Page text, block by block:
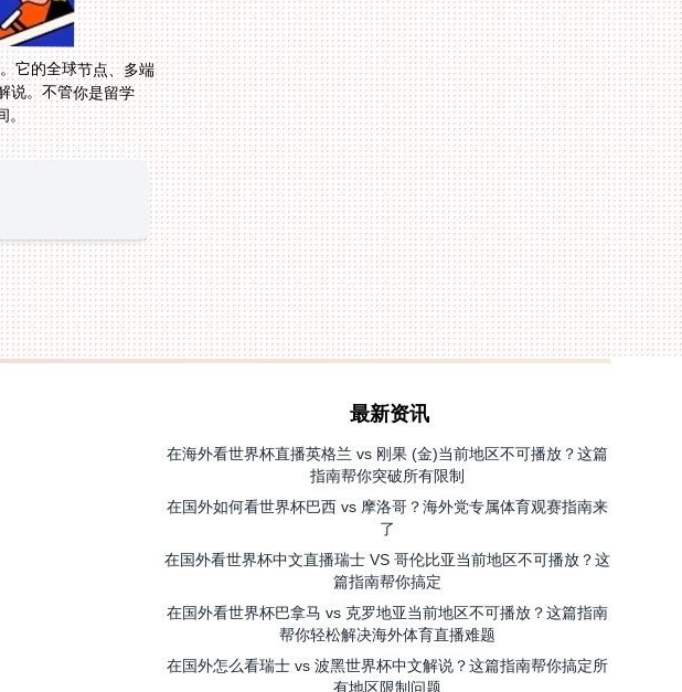
它的全球节点、多端
党能轻松突破地区限制，享受国内体育赛事的中文解说。不管你是留学
。
最新资讯
在海外看世界杯直播英格兰 vs 刚果 (金)当前地区不可播放？这篇
指南帮你突破所有限制
在国外如何看世界杯巴西 vs 摩洛哥？海外党专属体育观赛指南来
了
在国外看世界杯中文直播瑞士 VS 哥伦比亚当前地区不可播放？这
篇指南帮你搞定
在国外看世界杯巴拿马 vs 克罗地亚当前地区不可播放？这篇指南
帮你轻松解决海外体育直播难题
在国外怎么看瑞士 vs 波黑世界杯中文解说？这篇指南帮你搞定所
有地区限制问题